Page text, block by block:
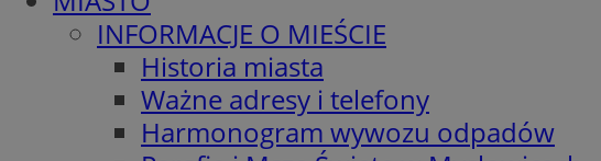
INFORMACJE O MIEŚCIE
Historia miasta
Ważne adresy i telefony
Harmonogram wywozu odpadów